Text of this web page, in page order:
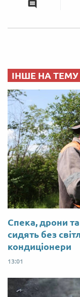
ІНШЕ НА ТЕМУ
Спека, дрони
сидять без
кондиціонери
13:01